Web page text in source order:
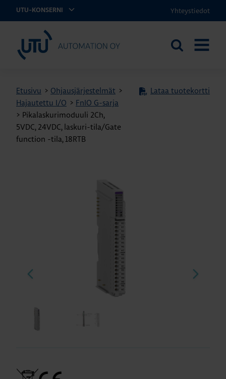
UTU-KONSERNI Yhteystiedot
UTU Automation
Etsi
Etusivu > Ohjausjärjestelmät >
Hajautettu I/O > FnIO G-sarja
> Pikalaskurimoduuli 2Ch,
5VDC, 24VDC, laskuri-tila/Gate
function -tila, 18RTB
Lataa tuotekortti